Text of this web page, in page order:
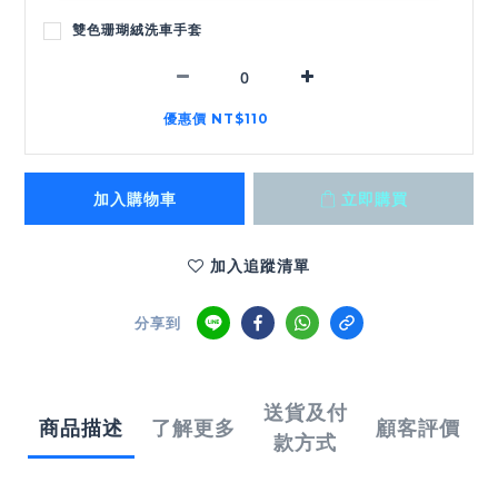
雙色珊瑚絨洗車手套
優惠價 NT$110
加入購物車 立即購買
加入追蹤清單
分享到
商品描述 了解更多
送貨及付
款方式
顧客評價